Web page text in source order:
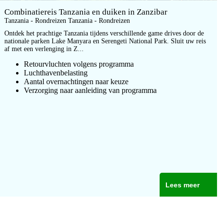
Combinatiereis Tanzania en duiken in Zanzibar
Tanzania - Rondreizen Tanzania - Rondreizen
Ontdek het prachtige Tanzania tijdens verschillende game drives door de
nationale parken Lake Manyara en Serengeti National Park. Sluit uw reis
af met een verlenging in Z...
Retourvluchten volgens programma
Luchthavenbelasting
Aantal overnachtingen naar keuze
Verzorging naar aanleiding van programma
Lees meer